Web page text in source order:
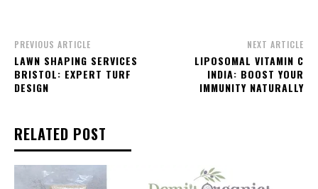
PREVIOUS ARTICLE
LAWN SHAPING SERVICES
BRISTOL: EXPERT TURF
DESIGN
NEXT ARTICLE
LIPOSOMAL VITAMIN C
INDIA: BOOST YOUR
IMMUNITY NATURALLY
RELATED POST